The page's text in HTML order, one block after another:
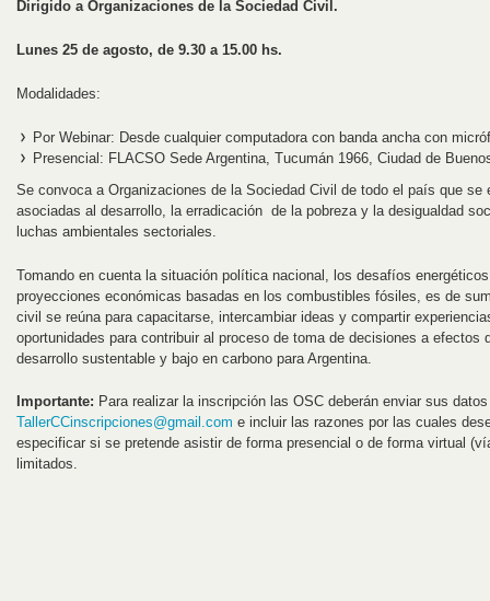
Dirigido a Organizaciones de la Sociedad Civil.
Lunes 25 de agosto, de 9.30 a 15.00 hs.
Modalidades:
Por Webinar: Desde cualquier computadora con banda ancha con
Presencial: FLACSO Sede Argentina, Tucumán 1966, Ciudad de
Se convoca a Organizaciones de la Sociedad Civil de todo el país que se
asociadas al desarrollo, la erradicación de la pobreza y la desigualdad
luchas ambientales sectoriales.
Tomando en cuenta la situación política nacional, los desafíos
proyecciones económicas basadas en los combustibles fósiles, es de
civil se reúna para capacitarse, intercambiar ideas y compartir
oportunidades para contribuir al proceso de toma de decisiones a efectos
desarrollo sustentable y bajo en carbono para Argentina.
Importante: Para realizar la inscripción las OSC deberán enviar sus
TallerCCinscripciones@gmail.com e incluir las razones por las cuales
especificar si se pretende asistir de forma presencial o de forma virtual
limitados.